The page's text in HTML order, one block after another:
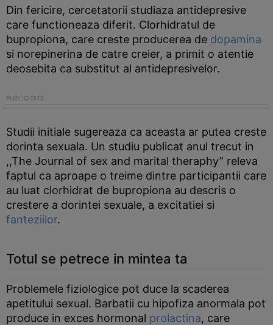
Din fericire, cercetatorii studiaza antidepresive
care functioneaza diferit. Clorhidratul de
bupropiona, care creste producerea de dopamina
si norepinerina de catre creier, a primit o atentie
deosebita ca substitut al antidepresivelor.
Studii initiale sugereaza ca aceasta ar putea creste
dorinta sexuala. Un studiu publicat anul trecut in
,,The Journal of sex and marital theraphy” releva
faptul ca aproape o treime dintre participantii care
au luat clorhidrat de bupropiona au descris o
crestere a dorintei sexuale, a excitatiei si
fanteziilor.
Totul se petrece in mintea ta
Problemele fiziologice pot duce la scaderea
apetitului sexual. Barbatii cu hipofiza anormala pot
produce in exces hormonal prolactina, care